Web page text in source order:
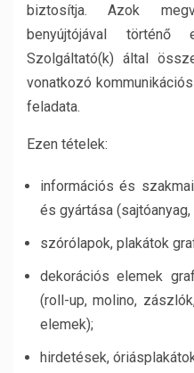
biztosítja. Azok
benyújtójával történő
Szolgáltató(k) által
vonatkozó
feladata.
Ezen tételek:
információs és
és gyártása
szórólapok, plakátok
dekorációs elemek
(roll-up, molino,
elemek);
hirdetések,